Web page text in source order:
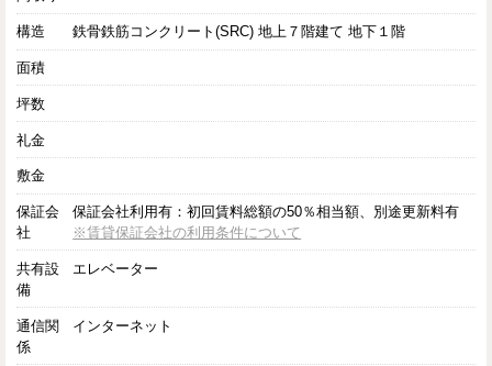
構造 鉄骨鉄筋コンクリート(SRC) 地上７階建て 地下１階
面積
坪数
礼金
敷金
保証会
社
保証会社利用有：初回賃料総額の50％相当額、別途更新料有
※賃貸保証会社の利用条件について
共有設
備
エレベーター
通信関
係
インターネット